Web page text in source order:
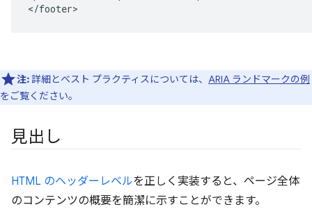
</footer>
注:詳細とベスト プラクティスについては、 ARIA ランドマークの例
をご覧ください。
見出し
HTML のヘッダーレベルを正しく実装すると、ページ全体
のコンテンツの概要を簡潔に示すことができます。